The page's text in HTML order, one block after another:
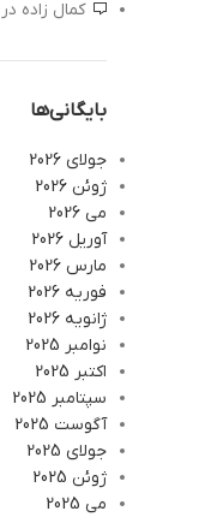
کمال زاده در
بایگانی‌ها
جولای 2026
ژوئن 2026
می 2026
آوریل 2026
مارس 2026
فوریه 2026
ژانویه 2026
نوامبر 2025
اکتبر 2025
سپتامبر 2025
آگوست 2025
جولای 2025
ژوئن 2025
می 2025